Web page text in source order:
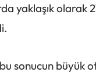
yaklaşık olarak
sonucun büyük